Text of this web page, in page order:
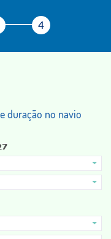
duração no navio